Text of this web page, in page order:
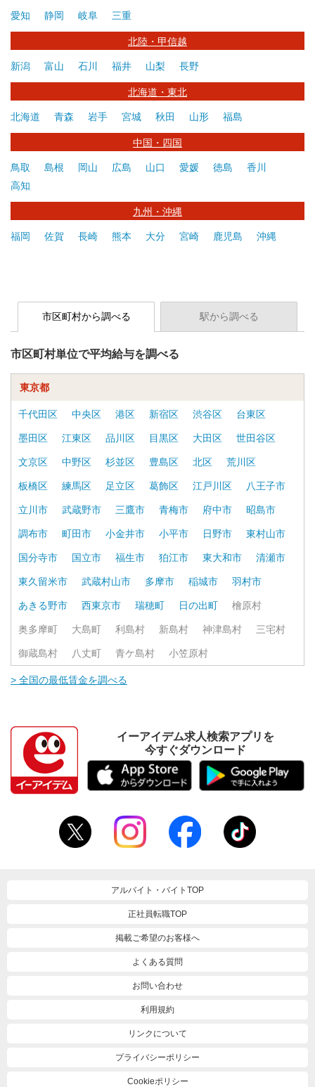
愛知 静岡 岐阜 三重
北陸・甲信越
新潟 富山 石川 福井 山梨 長野
北海道・東北
北海道 青森 岩手 宮城 秋田 山形 福島
中国・四国
鳥取 島根 岡山 広島 山口 愛媛 徳島
香川
高知
九州・沖縄
福岡 佐賀 長崎 熊本 大分 宮崎 鹿児島 沖縄
市区町村から調べる 駅から調べる
市区町村単位で平均給与を調べる
東京都
千代田区 中央区 港区 新宿区 渋谷区 台東区
墨田区 江東区 品川区 目黒区 大田区 世田谷区
文京区 中野区 杉並区 豊島区 北区 荒川区
板橋区 練馬区 足立区 葛飾区 江戸川区 八王子市
立川市 武蔵野市 三鷹市 青梅市 府中市 昭島市
調布市 町田市 小金井市 小平市 日野市 東村山市
国分寺市 国立市 福生市 狛江市 東大和市 清瀬市
東久留米市 武蔵村山市 多摩市 稲城市 羽村市
あきる野市 西東京市 瑞穂町 日の出町 檜原村
奥多摩町 大島町 利島村 新島村 神津島村 三宅村
御蔵島村 八丈町 青ケ島村 小笠原村
> 全国の最低賃金を調べる
イーアイデム求人検索アプリを
今すぐダウンロード
アルバイト・バイトTOP
正社員転職TOP
掲載ご希望のお客様へ
よくある質問
お問い合わせ
利用規約
リンクについて
プライバシーポリシー
Cookieポリシー